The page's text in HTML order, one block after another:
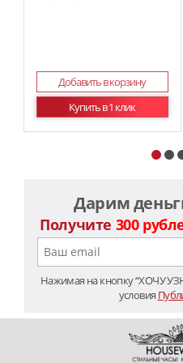
Добавить в корзину
Купить в 1 клик
Дарим
Получите 300
Нажимая на кнопку “ХОЧУ
условия